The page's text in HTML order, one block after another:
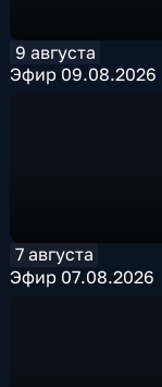
9 августа
Эфир 09.08.2026
7 августа
Эфир 07.08.2026